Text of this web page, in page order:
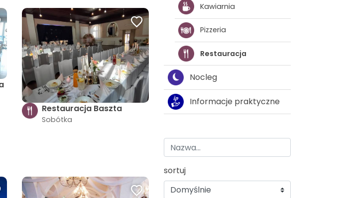
Restauracja Baszta
Sobótka
Kawiarnia
Pizzeria
Restauracja
Nocleg
Informacje praktyczne
sortuj